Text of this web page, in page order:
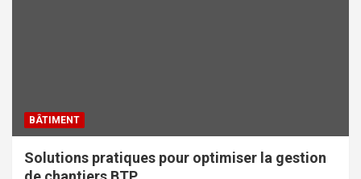
BÂTIMENT
Solutions pratiques pour optimiser la gestion